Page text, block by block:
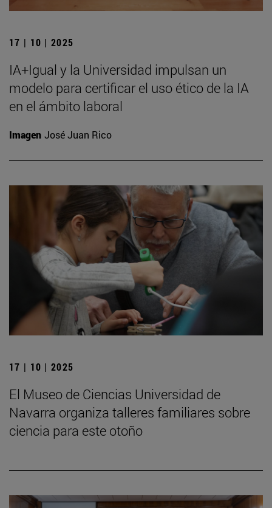
17 | 10 | 2025
IA+Igual y la Universidad impulsan un
modelo para certificar el uso ético de la IA
en el ámbito laboral
Imagen José Juan Rico
17 | 10 | 2025
El Museo de Ciencias Universidad de
Navarra organiza talleres familiares sobre
ciencia para este otoño